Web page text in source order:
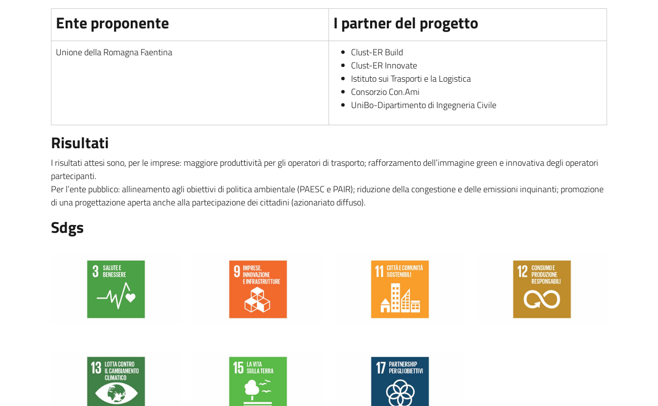
Ente proponente I partner del progetto
Unione della Romagna Faentina
Clust-ER Build
Clust-ER Innovate
Istituto sui Trasporti e la Logistica
Consorzio Con.Ami
UniBo-Dipartimento di Ingegneria Civile
Risultati
I risultati attesi sono, per le imprese: maggiore produttività per gli operatori di trasporto; rafforzamento dell’immagine green e innovativa degli operatori
partecipanti.
Per l’ente pubblico: allineamento agli obiettivi di politica ambientale (PAESC e PAIR); riduzione della congestione e delle emissioni inquinanti; promozione
di una progettazione aperta anche alla partecipazione dei cittadini (azionariato diffuso).
Sdgs